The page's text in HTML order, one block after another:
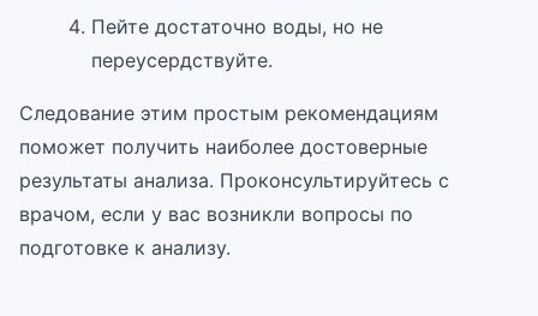
Пейте достаточно воды, но не
переусердствуйте.
Следование этим простым рекомендациям
поможет получить наиболее достоверные
результаты анализа. Проконсультируйтесь с
врачом, если у вас возникли вопросы по
подготовке к анализу.